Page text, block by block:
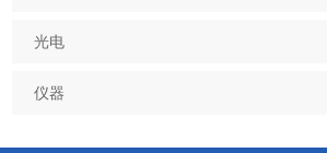
光电
仪器